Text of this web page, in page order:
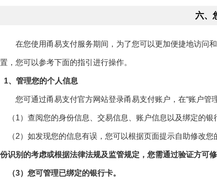
六、
在您使用甬易支付服务期间，为了您可以更加便捷地访问和
置，您可以参考下面的指引进行操作。
1、管理您的个人信息
您可通过甬易支付官方网站登录甬易支付账户，在“账户管
（1）查阅您的身份信息、交易信息、账户信息以及绑定的
（2）如发现您的信息有误，您可以根据页面提示自助修改
份识别的考虑或根据法律法规及监管规定，您需通过验证方可
（3）您可管理已绑定的银行卡。